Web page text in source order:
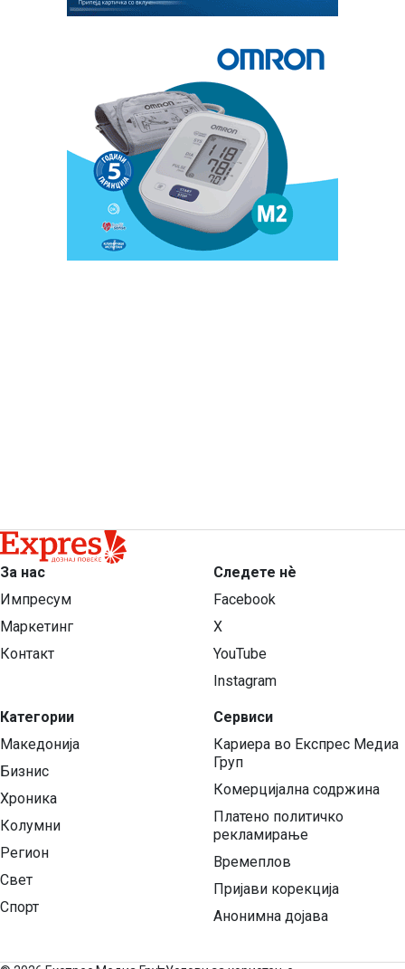
За нас
Импресум
Маркетинг
Контакт
Категории
Македонија
Бизнис
Хроника
Колумни
Регион
Свет
Спорт
Следете нѐ
Facebook
X
YouTube
Instagram
Сервиси
Кариера во Експрес Медиа
Груп
Комерцијална содржина
Платено политичко
рекламирање
Времеплов
Пријави корекција
Анонимна дојава